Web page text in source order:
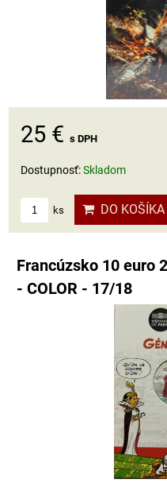
25 € s DPH
Dostupnosť:Skladom
ks DO KOŠÍKA
Francúzsko 10 euro
- COLOR - 17/18